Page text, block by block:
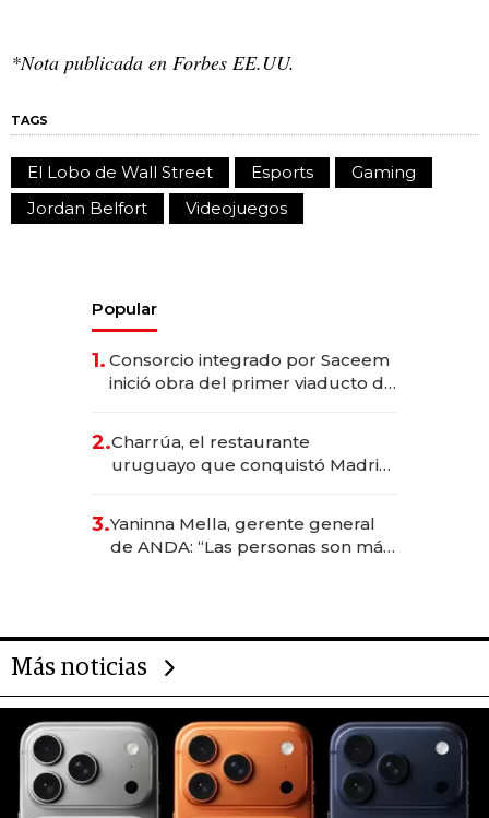
*Nota publicada en Forbes EE.UU.
TAGS
El Lobo de Wall Street Esports
Gaming
Jordan Belfort
Videojuegos
Popular
1. Consorcio integrado por Saceem
inició obra del primer viaducto de
millones
2.Charrúa, el restaurante
uruguayo que conquistó Madrid:
anticipación y prepara apertura
3.Yaninna Mella, gerente general
de ANDA: “Las personas son más
Más noticias